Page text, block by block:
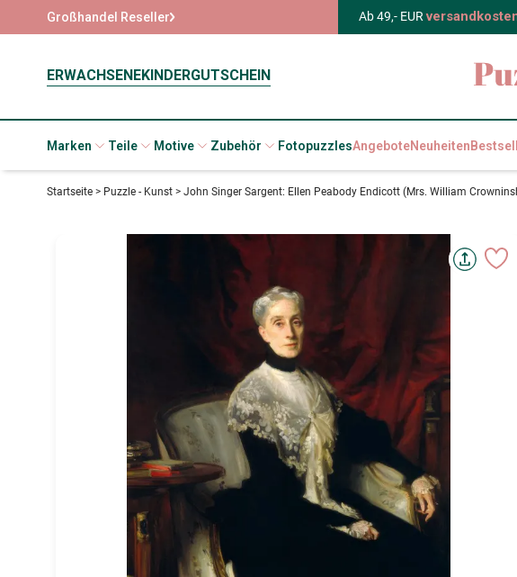
Großhandel Reseller Ab 49,- EUR
ERWACHSENEKINDERGUTSCHEIN
Marken Teile Motive Zubehör FotopuzzlesAngeboteNeuheiten
Startseite > Puzzle - Kunst > John Singer Sargent: Ellen Peabody Endicott (Mrs. William